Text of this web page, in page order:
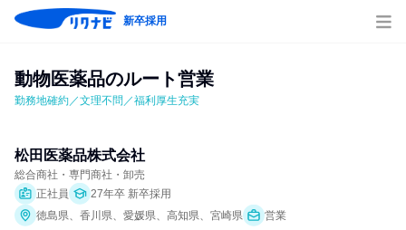
新卒採用
動物医薬品のルート営業
勤務地確約／文理不問／福利厚生充実
松田医薬品株式会社
総合商社・専門商社・卸売
正社員
27年卒 新卒採用
徳島県、香川県、愛媛県、高知県、宮崎県
営業